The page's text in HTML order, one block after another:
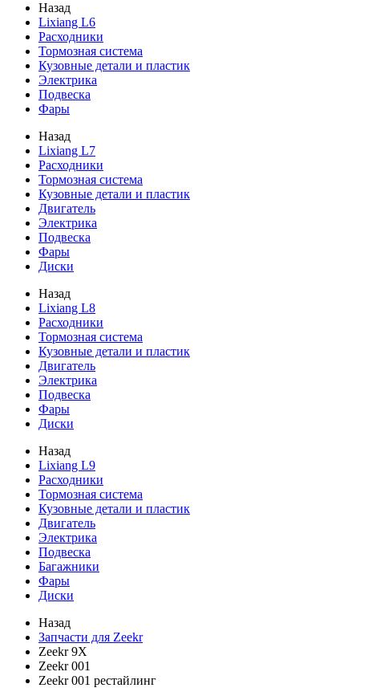
Назад
Lixiang L6
Расходники
Тормозная система
Кузовные детали и пластик
Электрика
Подвеска
Фары
Назад
Lixiang L7
Расходники
Тормозная система
Кузовные детали и пластик
Двигатель
Электрика
Подвеска
Фары
Диски
Назад
Lixiang L8
Расходники
Тормозная система
Кузовные детали и пластик
Двигатель
Электрика
Подвеска
Фары
Диски
Назад
Lixiang L9
Расходники
Тормозная система
Кузовные детали и пластик
Двигатель
Электрика
Подвеска
Багажники
Фары
Диски
Назад
Запчасти для Zeekr
Zeekr 9X
Zeekr 001
Zeekr 001 рестайлинг